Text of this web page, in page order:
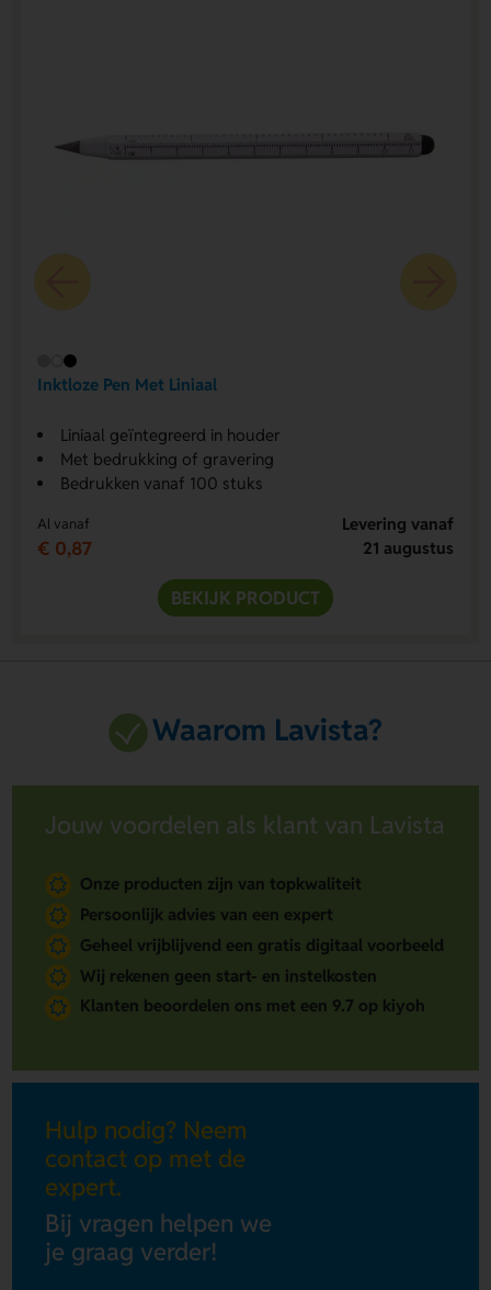
Inktloze Pen Met Liniaal
Liniaal geïntegreerd in houder
Met bedrukking of gravering
Bedrukken vanaf 100 stuks
Al vanaf
€ 0,87
Levering vanaf
21 augustus
BEKIJK PRODUCT
Waarom Lavista?
Jouw voordelen als klant van Lavista
Onze producten zijn van topkwaliteit
Persoonlijk advies van een expert
Geheel vrijblijvend een gratis digitaal voorbeeld
Wij rekenen geen start- en instelkosten
Klanten beoordelen ons met een 9.7 op kiyoh
Hulp nodig? Neem
contact op met de
expert.
Bij vragen helpen we
je graag verder!